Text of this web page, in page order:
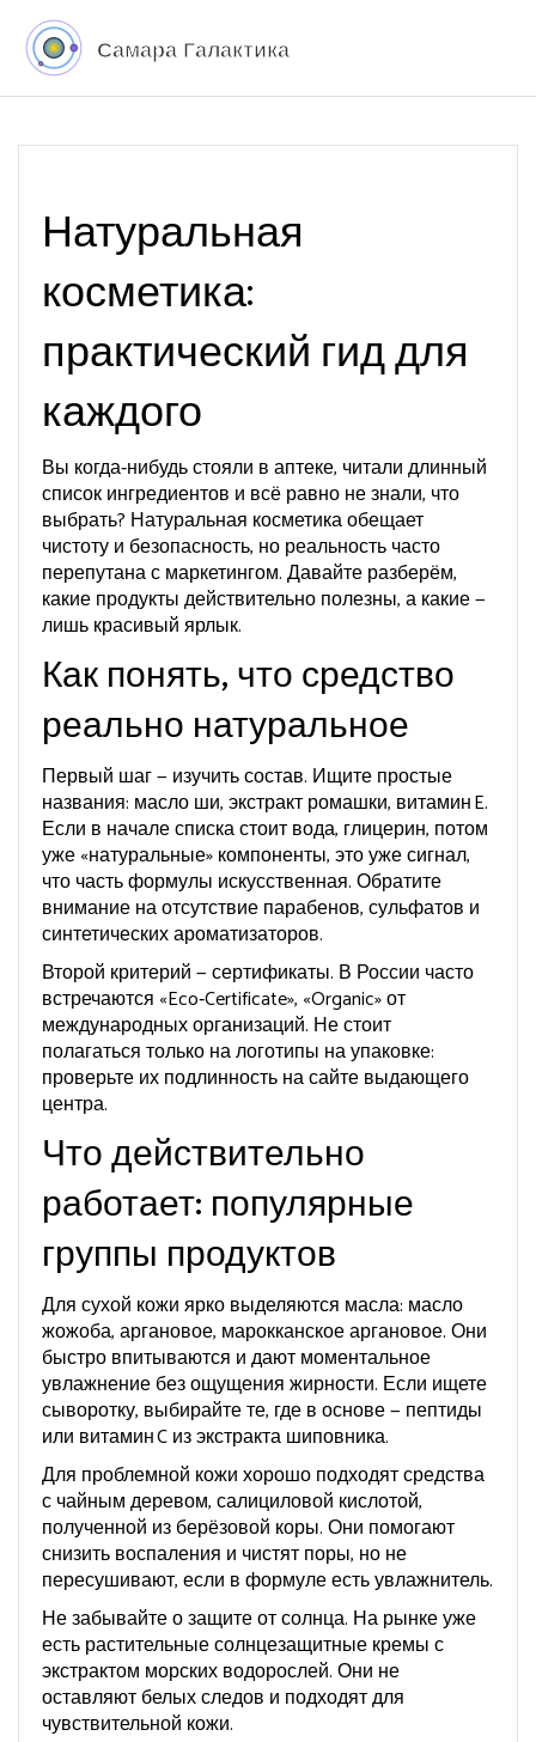
Натуральная
косметика:
практический гид для
каждого
Вы когда‑нибудь стояли в аптеке, читали длинный
список ингредиентов и всё равно не знали, что
выбрать? Натуральная косметика обещает
чистоту и безопасность, но реальность часто
перепутана с маркетингом. Давайте разберём,
какие продукты действительно полезны, а какие —
лишь красивый ярлык.
Как понять, что средство
реально натуральное
Первый шаг — изучить состав. Ищите простые
названия: масло ши, экстракт ромашки, витамин E.
Если в начале списка стоит вода, глицерин, потом
уже «натуральные» компоненты, это уже сигнал,
что часть формулы искусственная. Обратите
внимание на отсутствие парабенов, сульфатов и
синтетических ароматизаторов.
Второй критерий — сертификаты. В России часто
встречаются «Eco‑Certificate», «Organic» от
международных организаций. Не стоит
полагаться только на логотипы на упаковке:
проверьте их подлинность на сайте выдающего
центра.
Что действительно
работает: популярные
группы продуктов
Для сухой кожи ярко выделяются масла: масло
жожоба, аргановое, марокканское аргановое. Они
быстро впитываются и дают моментальное
увлажнение без ощущения жирности. Если ищете
сыворотку, выбирайте те, где в основе — пептиды
или витамин C из экстракта шиповника.
Для проблемной кожи хорошо подходят средства
с чайным деревом, салициловой кислотой,
полученной из берёзовой коры. Они помогают
снизить воспаления и чистят поры, но не
пересушивают, если в формуле есть увлажнитель.
Не забывайте о защите от солнца. На рынке уже
есть растительные солнцезащитные кремы с
экстрактом морских водорослей. Они не
оставляют белых следов и подходят для
чувствительной кожи.